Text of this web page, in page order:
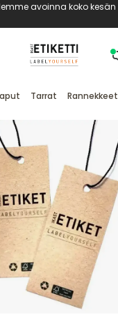
avoinna koko kesän
Tarrat Rannekkeet